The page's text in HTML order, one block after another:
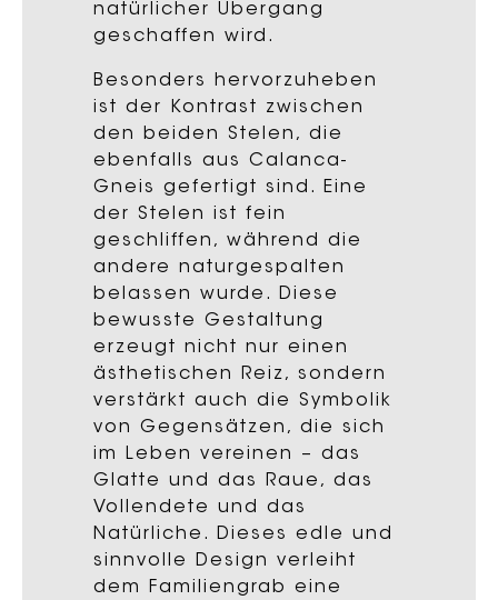
natürlicher Übergang
geschaffen wird.
Besonders hervorzuheben
ist der Kontrast zwischen
den beiden Stelen, die
ebenfalls aus Calanca-
Gneis gefertigt sind. Eine
der Stelen ist fein
geschliffen, während die
andere naturgespalten
belassen wurde. Diese
bewusste Gestaltung
erzeugt nicht nur einen
ästhetischen Reiz, sondern
verstärkt auch die Symbolik
von Gegensätzen, die sich
im Leben vereinen – das
Glatte und das Raue, das
Vollendete und das
Natürliche. Dieses edle und
sinnvolle Design verleiht
dem Familiengrab eine